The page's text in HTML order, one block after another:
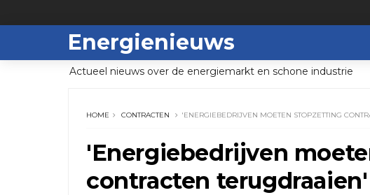
Energienieuws
Actueel nieuws over de energiemarkt en schone industrie
HOME CONTRACTEN 'ENERGIEBEDRIJVEN MOETEN STOPZETTING
'Energiebedrijven
contracten terugdraaien'